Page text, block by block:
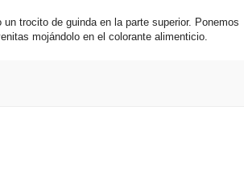
trocito de guinda en la parte superior. Ponemos
mojándolo en el colorante alimenticio.